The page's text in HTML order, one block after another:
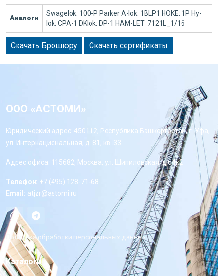
Аналоги
Swagelok: 100-P Parker A-lok: 1BLP1 HOKE: 1P Hy-
lok: CPA-1 DKlok: DP-1 HAM-LET: 7121L_1/16
Скачать Брошюру Скачать сертификаты
ООО «АСТОМИ»
Юридический адрес: 450112, Республика Башкортостан, г. Уфа,
ул. Интернациональная, д. 81, кв. 33
Адрес офиса: 115682, Москва, ул. Шипиловская, д 64к2
Телефон: +7 (495) 128-71-68
Email: atjzr@astomi.ru
Политика обработки персональных данных
Каталоги